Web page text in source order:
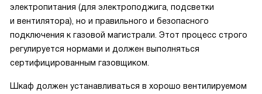
электропитания (для электроподжига, подсветки
и вентилятора), но и правильного и безопасного
подключения к газовой магистрали. Этот процесс строго
регулируется нормами и должен выполняться
сертифицированным газовщиком.
Шкаф должен устанавливаться в хорошо вентилируемом